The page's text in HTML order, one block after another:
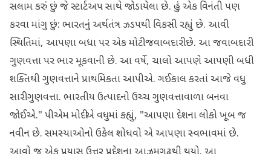
સલામ કરું છું જે સ્ટાર્ટઅપ સાથે જોડાયેલા છે. હું એક વિનંતી પણ
કરવા માંગુ છું: ભારતનું અર્થતંત્ર ઝડપથી વિકસી રહ્યું છે. આવી
સ્થિતિમાં, આપણા બધા પર એક મોટી જવાબદારી છે. આ જવાબદારી
ગુણવત્તા પર ભાર મૂકવાની છે. આ વર્ષે, ચાલો આપણે આપણી બધી
શક્તિથી ગુણવત્તાને પ્રાથમિકતા આપીએ. ગઈકાલ કરતાં આજે વધુ
સારી ગુણવત્તા. ભારતીય ઉત્પાદનો ઉચ્ચ ગુણવત્તાવાળા બનવા
જોઈએ." પીએમ મોદીએ વધુમાં કહ્યું, "આપણા દેશના લોકો ખૂબ જ
નવીન છે. સમસ્યાઓનો ઉકેલ શોધવો એ આપણા સ્વભાવમાં છે.